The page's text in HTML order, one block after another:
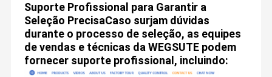
Suporte Profissional para Garantir a
Seleção PrecisaCaso surjam dúvidas
durante o processo de seleção, as equipes
de vendas e técnicas da WEGSUTE podem
fornecer suporte profissional, incluindo: